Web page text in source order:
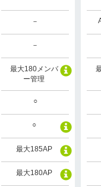
－
－
最大180メンバ
ー管理
○
○
最大185AP
最大180AP